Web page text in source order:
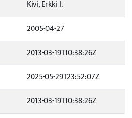
Kivi, Erkki I.
2005-04-27
2013-03-19T10:38:26Z
2025-05-29T23:52:07Z
2013-03-19T10:38:26Z